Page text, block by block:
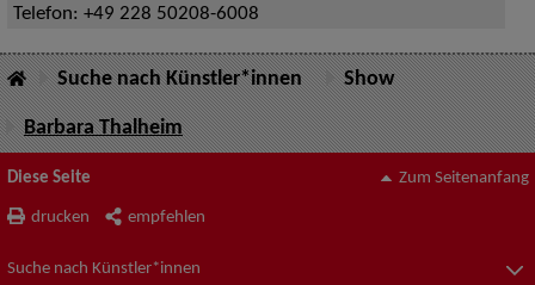
Telefon: +49 228 50208-6008
Suche nach Künstler*innen Show
Barbara Thalheim
Diese Seite
drucken empfehlen
Zum Seitenanfang
Suche nach Künstler*innen